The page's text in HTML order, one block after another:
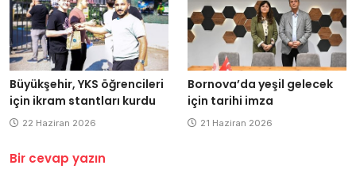
Büyükşehir, YKS öğrencileri
için ikram stantları kurdu
22 Haziran 2026
Bornova’da yeşil gelecek
için tarihi imza
21 Haziran 2026
Bir cevap yazın